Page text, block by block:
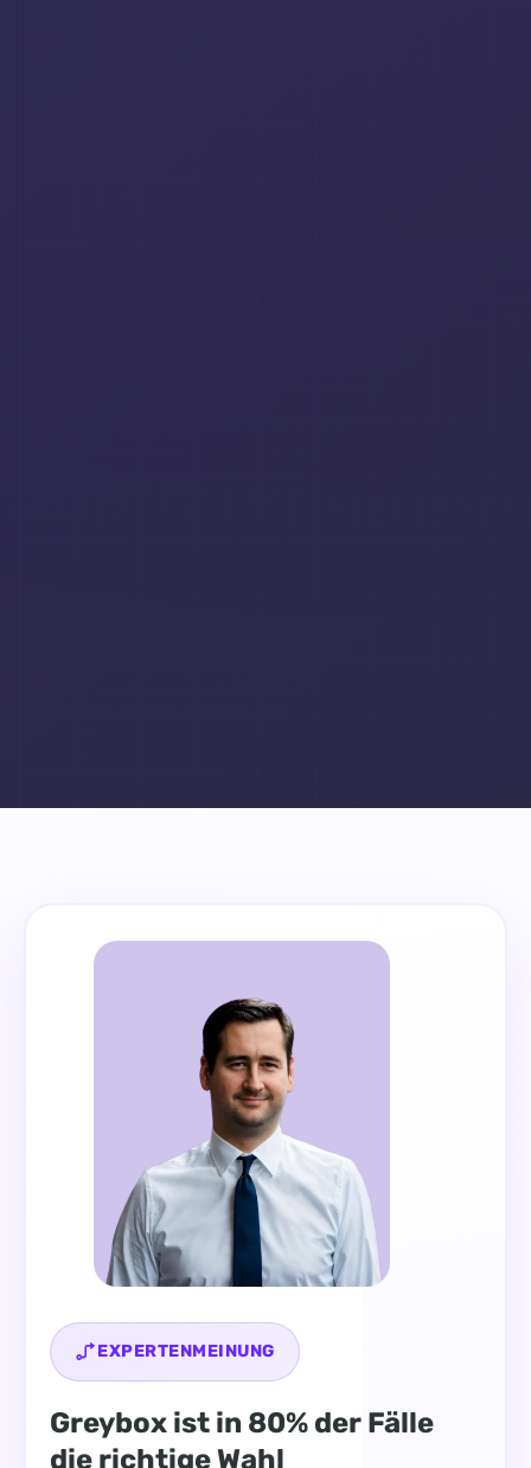
EXPERTENMEINUNG
Greybox ist in 80% der Fälle
die richtige Wahl